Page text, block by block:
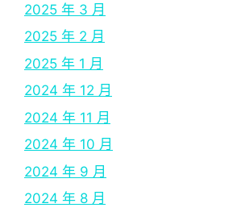
2025 年 3 月
2025 年 2 月
2025 年 1 月
2024 年 12 月
2024 年 11 月
2024 年 10 月
2024 年 9 月
2024 年 8 月